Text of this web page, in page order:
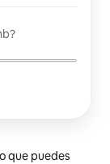
que puedes